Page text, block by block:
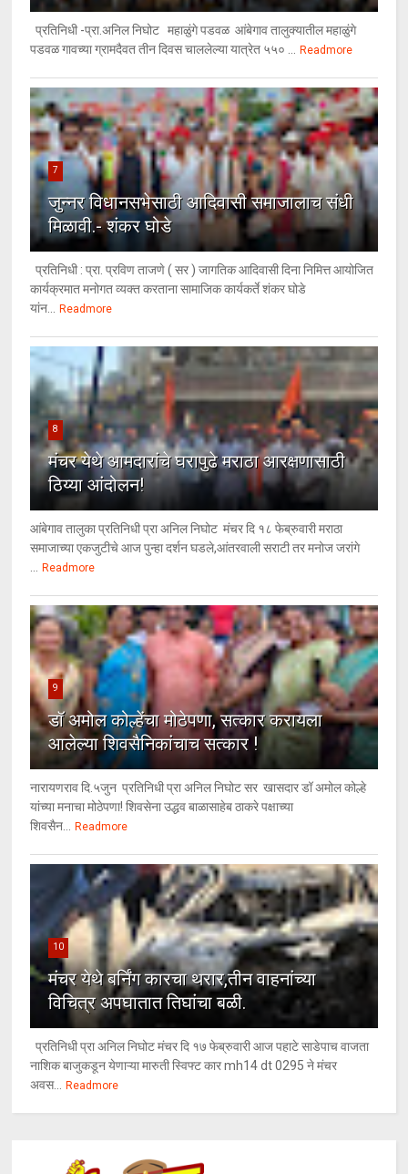
प्रतिनिधी -प्रा.अनिल निघोट महाळुंगे पडवळ आंबेगाव तालुक्यातील महाळुंगे
पडवळ गावच्या ग्रामदैवत तीन दिवस चाललेल्या यात्रेत ५५० ... Readmore
7
जुन्नर विधानसभेसाठी आदिवासी समाजालाच संधी
मिळावी.- शंकर घोडे
प्रतिनिधी : प्रा. प्रविण ताजणे ( सर ) जागतिक आदिवासी दिना निमित्त आयोजित
कार्यक्रमात मनोगत व्यक्त करताना सामाजिक कार्यकर्ते शंकर घोडे
यांन... Readmore
8
मंचर येथे आमदारांचे घरापुढे मराठा आरक्षणासाठी
ठिय्या आंदोलन!
आंबेगाव तालुका प्रतिनिधी प्रा अनिल निघोट मंचर दि १८ फेब्रुवारी मराठा
समाजाच्या एकजुटीचे आज पुन्हा दर्शन घडले,आंतरवाली सराटी तर मनोज जरांगे
... Readmore
9
डॉ अमोल कोल्हेंचा मोठेपणा, सत्कार करायला
आलेल्या शिवसैनिकांचाच सत्कार !
नारायणराव दि.५जुन प्रतिनिधी प्रा अनिल निघोट सर खासदार डॉ अमोल कोल्हे
यांच्या मनाचा मोठेपणा! शिवसेना उद्धव बाळासाहेब ठाकरे पक्षाच्या
शिवसैन... Readmore
10
मंचर येथे बर्निंग कारचा थरार,तीन वाहनांच्या
विचित्र अपघातात तिघांचा बळी.
प्रतिनिधी प्रा अनिल निघोट मंचर दि १७ फेब्रुवारी आज पहाटे साडेपाच वाजता
नाशिक बाजुकडून येणाऱ्या मारुती स्विफ्ट कार mh14 dt 0295 ने मंचर
अवस... Readmore